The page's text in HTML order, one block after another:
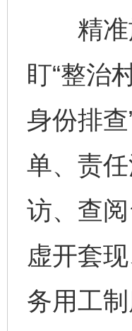
精准施
盯“整治
身份排
单、责
访、查
虚开套
务用工